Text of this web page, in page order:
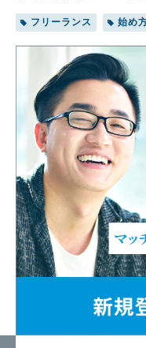
にしてみてください。
の営業職は、営業代行や
て仕事を受け、自身の専
を活かして適切な仕事
らくことができます。 フリーランスの
営業職には、会社員で
ットがあります。ただ
の営業職になるために
必要です。 本記事では営業職のフリー
ランスの種類や仕事内
いて解説します。また、
営業職ではたらくメリッ
き・準備についても取
在は会社員の営業職で
考えている場合は、参考
い。 フリーランスの営業職は2種類ある
フリーランスの営業職
主に営業代行と販売代
す。それぞれの仕事内
フリーランス 始め